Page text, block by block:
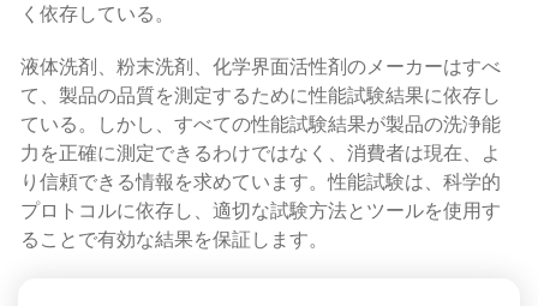
く依存している。
液体洗剤、粉末洗剤、化学界面活性剤のメーカーはすべ
て、製品の品質を測定するために性能試験結果に依存し
ている。しかし、すべての性能試験結果が製品の洗浄能
力を正確に測定できるわけではなく、消費者は現在、よ
り信頼できる情報を求めています。性能試験は、科学的
プロトコルに依存し、適切な試験方法とツールを使用す
ることで有効な結果を保証します。